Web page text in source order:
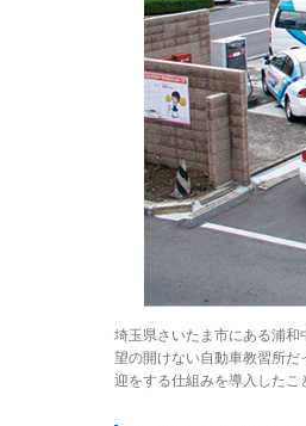
埼玉県さいたま市にある浦
望の開けない自動車教習所
迎をする仕組みを導入したこ